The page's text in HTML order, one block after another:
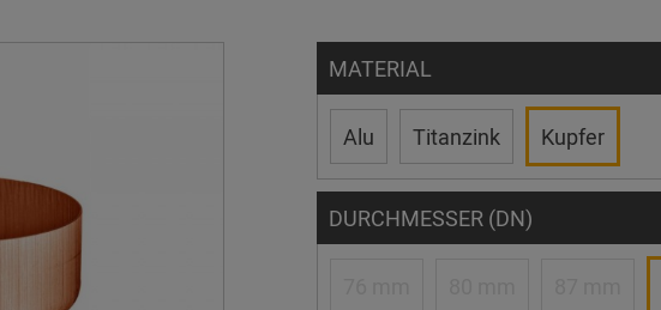
MATERIAL
Alu Titanzink Kupfer
DURCHMESSER (DN)